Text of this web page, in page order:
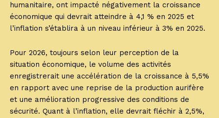
humanitaire, ont impacté négativement la croissance
économique qui devrait atteindre à 4,1 % en 2025 et
l’inflation s’établira à un niveau inférieur à 3% en 2025.
Pour 2026, toujours selon leur perception de la
situation économique, le volume des activités
enregistrerait une accélération de la croissance à 5,5%
en rapport avec une reprise de la production aurifère
et une amélioration progressive des conditions de
sécurité. Quant à l’inflation, elle devrait fléchir à 2,5%,